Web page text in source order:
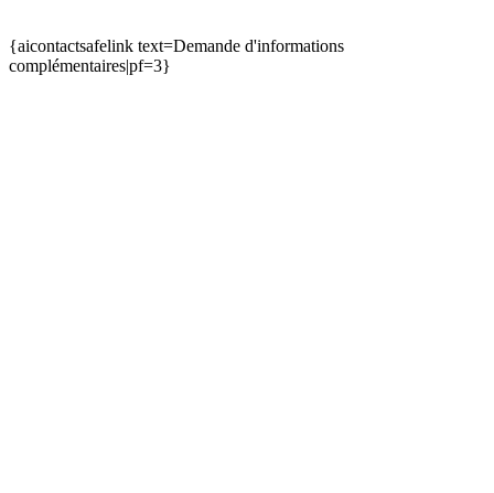
{aicontactsafelink text=Demande d'informations
complémentaires|pf=3}